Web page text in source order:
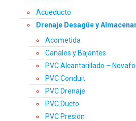
Acueducto
Drenaje Desagüe y
Acometida
Canales y Bajantes
PVC Alcantarillado –
PVC Conduit
PVC Drenaje
PVC Ducto
PVC Presión